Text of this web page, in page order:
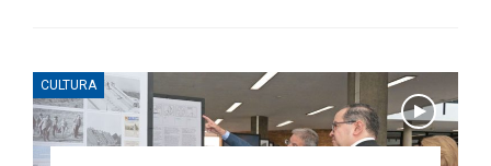
CULTURA